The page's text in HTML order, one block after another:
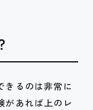
きるのは非常に
があれば上のレ